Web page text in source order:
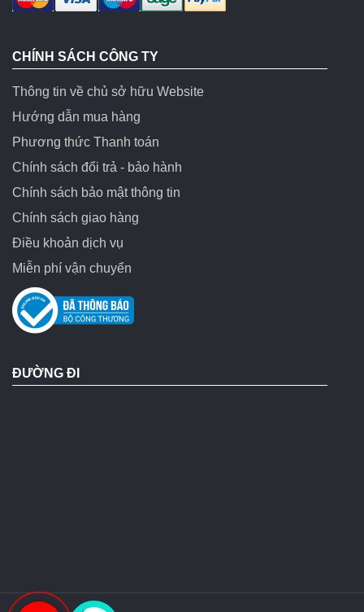
CHÍNH SÁCH CÔNG TY
Thông tin về chủ sở hữu Website
Hướng dẫn mua hàng
Phương thức Thanh toán
Chính sách đổi trả - bảo hành
Chính sách bảo mật thông tin
Chính sách giao hàng
Điều khoản dịch vụ
Miễn phí vận chuyển
ĐƯỜNG ĐI